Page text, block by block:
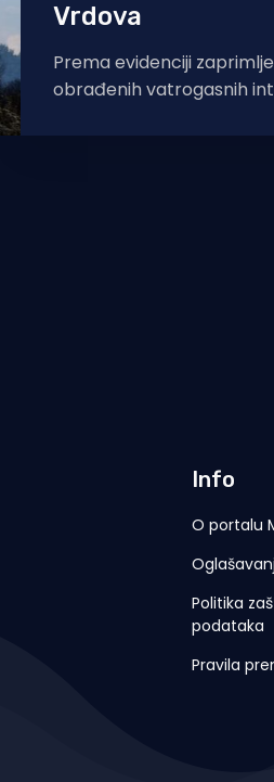
Vrdova
Prema evidenciji
obrađenih vatrogasnih
intervencijama, u
Info
O portalu
Politika
podataka
Pravila